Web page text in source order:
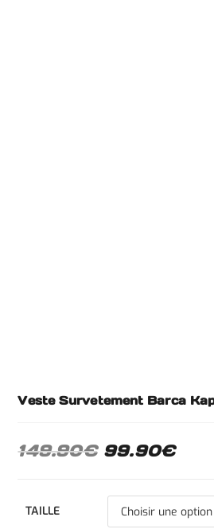
Veste Survetement Barca
149.90€ 99.90€
TAILLE